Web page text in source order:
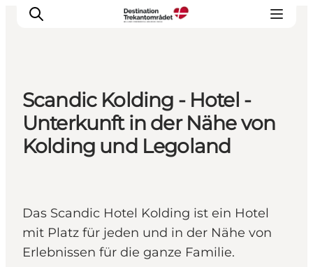
LEGOLAND® Billund Resort
Städte
Erlebnisse
Tickets
Scandic Kolding - Hotel -
Unterkunft in der Nähe von
Kolding und Legoland
Das Scandic Hotel Kolding ist ein Hotel
mit Platz für jeden und in der Nähe von
Erlebnissen für die ganze Familie.